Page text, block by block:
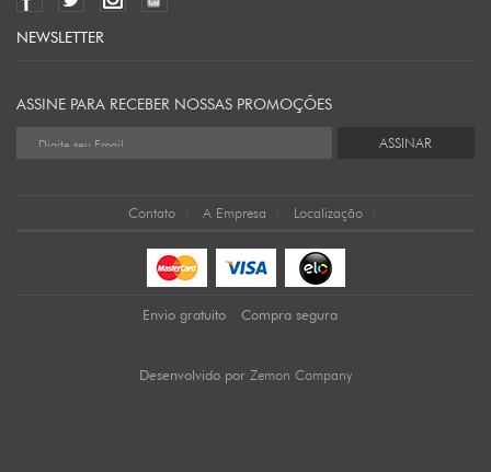
NEWSLETTER
ASSINE PARA RECEBER NOSSAS PROMOÇÕES
ASSINAR
Contato A Empresa Localização
Envio gratuito Compra segura
Desenvolvido por Zemon Company